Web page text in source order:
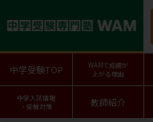
中学受験TOP
WAMで成績が
上がる理由
中学入試情報
・受験対策
教師紹介